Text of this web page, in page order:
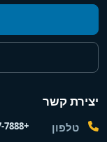
יצירת קשר
טלפון +972-9-957-7888